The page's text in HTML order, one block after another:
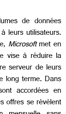
de données
leurs utilisateurs.
Microsoftmet en
vise à réduire la
serveur de leurs
long terme. Dans
accordées en
offres se révèlent